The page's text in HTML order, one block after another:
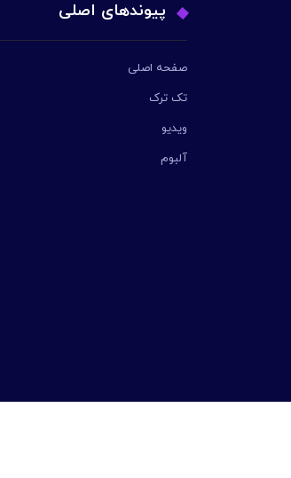
پیوندهای اصلی
صفحه اصلی
تک ترک
ویدیو
آلبوم